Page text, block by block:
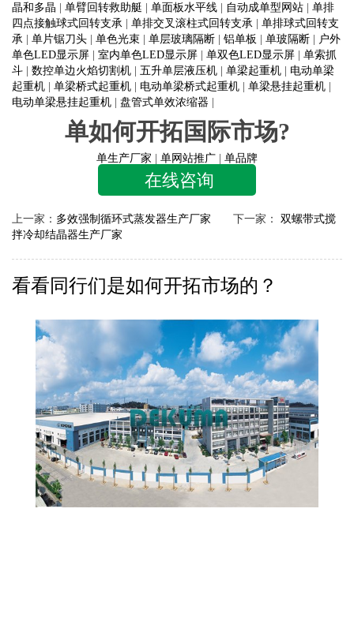
晶和多晶 | 单臂回转救助艇 | 单面板水平线 | 自动成单型网站 | 单排
四点接触球式回转支承 | 单排交叉滚柱式回转支承 | 单排球式回转支
承 | 单片锯刀头 | 单色光束 | 单层玻璃隔断 | 铝单板 | 单玻隔断 | 户外
单色LED显示屏 | 室内单色LED显示屏 | 单双色LED显示屏 | 单索抓
斗 | 数控单边火焰切割机 | 五升单层液压机 | 单梁起重机 | 电动单梁
起重机 | 单梁桥式起重机 | 电动单梁桥式起重机 | 单梁悬挂起重机 |
电动单梁悬挂起重机 | 盘管式单效浓缩器 |
单如何开拓国际市场?
单生产厂家 | 单网站推广 | 单品牌
在线咨询
上一家： 多效强制循环式蒸发器生产厂家 下一家： 双螺带式搅
拌冷却结晶器生产厂家
看看同行们是如何开拓市场的？